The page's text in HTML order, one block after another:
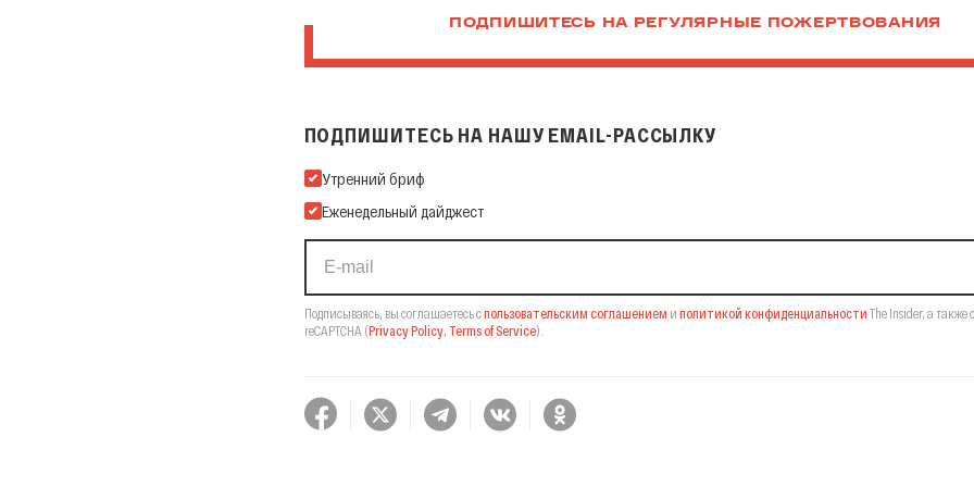
ПОДПИШИТЕСЬ НА РЕГУЛЯРНЫЕ ПОЖЕРТВОВАНИЯ
ПОДПИШИТЕСЬ НА НАШУ EMAIL-РАССЫЛКУ
Подпишитесь на нашу Email-рассылку
Утренний бриф
Еженедельный дайджест
Подписываясь, вы соглашаетесь спользовательским соглашением и политикой конфиденциальности The Insider, а также
reCAPTCHA (Privacy Policy, Terms of Service).